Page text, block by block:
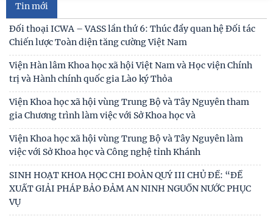
Tin mới
Đối thoại ICWA – VASS lần thứ 6: Thúc đẩy quan hệ Đối tác
Chiến lược Toàn diện tăng cường Việt Nam
Viện Hàn lâm Khoa học xã hội Việt Nam và Học viện Chính
trị và Hành chính quốc gia Lào ký Thỏa
Viện Khoa học xã hội vùng Trung Bộ và Tây Nguyên tham
gia Chương trình làm việc với Sở Khoa học và
Viện Khoa học xã hội vùng Trung Bộ và Tây Nguyên làm
việc với Sở Khoa học và Công nghệ tỉnh Khánh
SINH HOẠT KHOA HỌC CHI ĐOÀN QUÝ III CHỦ ĐỀ: “ĐỀ
XUẤT GIẢI PHÁP BẢO ĐẢM AN NINH NGUỒN NƯỚC PHỤC
VỤ